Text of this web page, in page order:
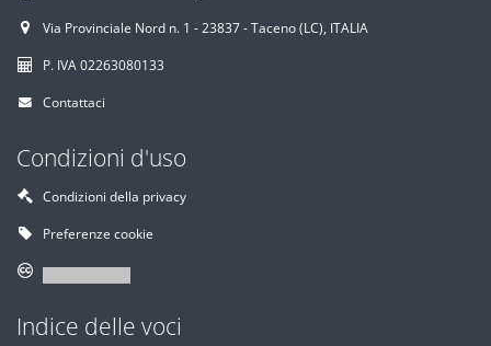
Via Provinciale Nord n. 1 - 23837 - Taceno (LC), ITALIA
P. IVA 02263080133
Contattaci
Condizioni d'uso
Condizioni della privacy
Preferenze cookie
Indice delle voci